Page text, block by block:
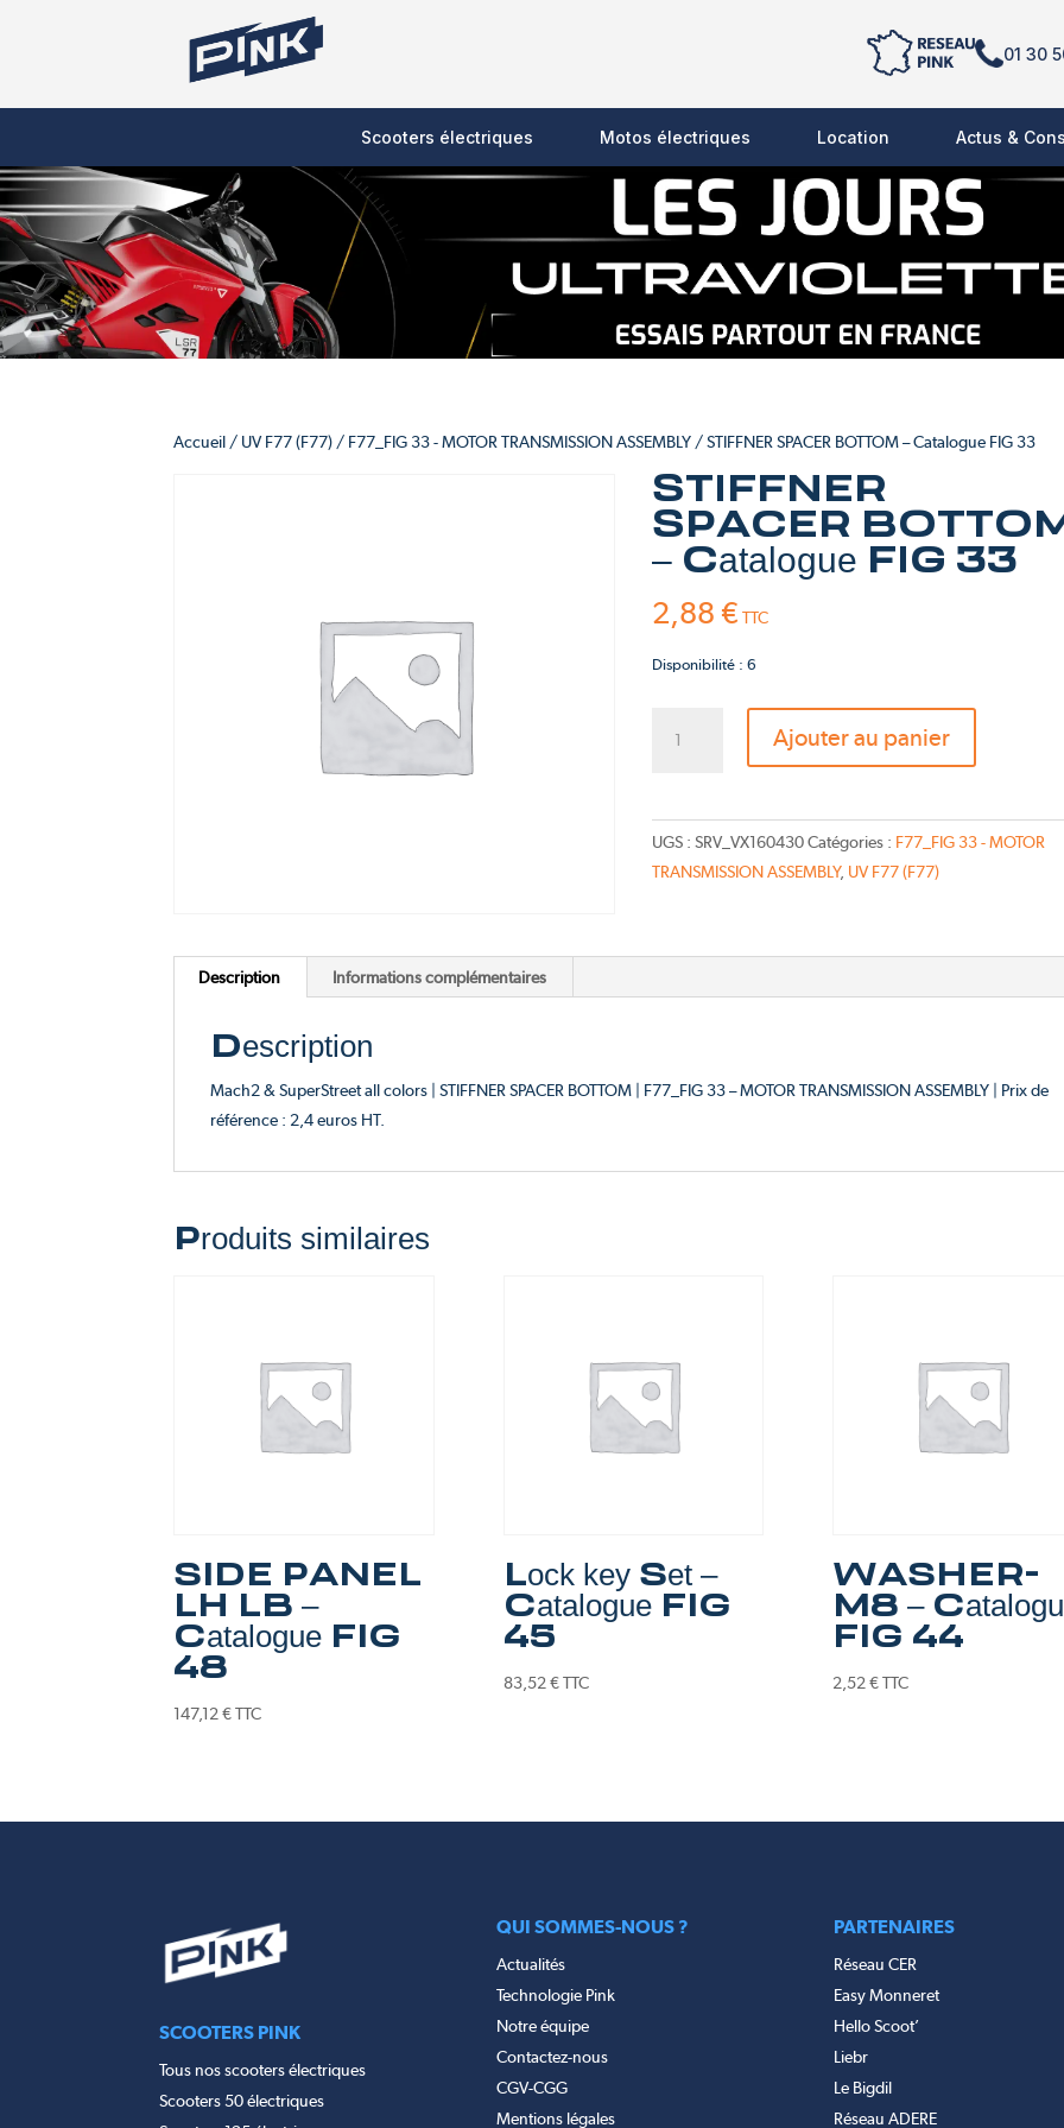
01 30
Scooters électriques
Pink Fly
Motos électriques
TS-Bravo 2026
Location Actus &
Accueil / UV F77 (F77) / F77_FIG 33 - MOTOR TRANSMISSION ASSEMBLY / STIFFNER SPACER BOTTOM – Catalogue FIG 33
STIFFNER
SPACER
– Catalogue FIG 33
2,88 € TTC
Disponibilité : 6
BOTTOM
-
33
Ajouter au panier
UGS : SRV_VX160430Catégories : F77_FIG 33 - MOTOR
TRANSMISSION ASSEMBLY, UV F77 (F77)
Description Informations complémentaires
Description
Mach2 & SuperStreet all colors | STIFFNER SPACER BOTTOM | F77_FIG 33 – MOTOR TRANSMISSION ASSEMBLY | Prix de
référence : 2,4 euros HT.
Produits similaires
SIDE PANEL
LH LB –
Catalogue FIG
48
147,12€ TTC
Lock key Set –
Catalogue FIG
45
83,52€ TTC
WASHER-
M8 –
FIG 44
2,52€TTC
SCOOTERS PINK
Tous nos scooters électriques
Scooters 50 électriques
QUI SOMMES-NOUS ?
Actualités
Technologie Pink
Notre équipe
Contactez-nous
CGV-CGG
Mentions légales
PARTENAIRES
Réseau CER
Easy Monneret
Hello Scoot’
Liebr
Le Bigdil
Réseau ADERE